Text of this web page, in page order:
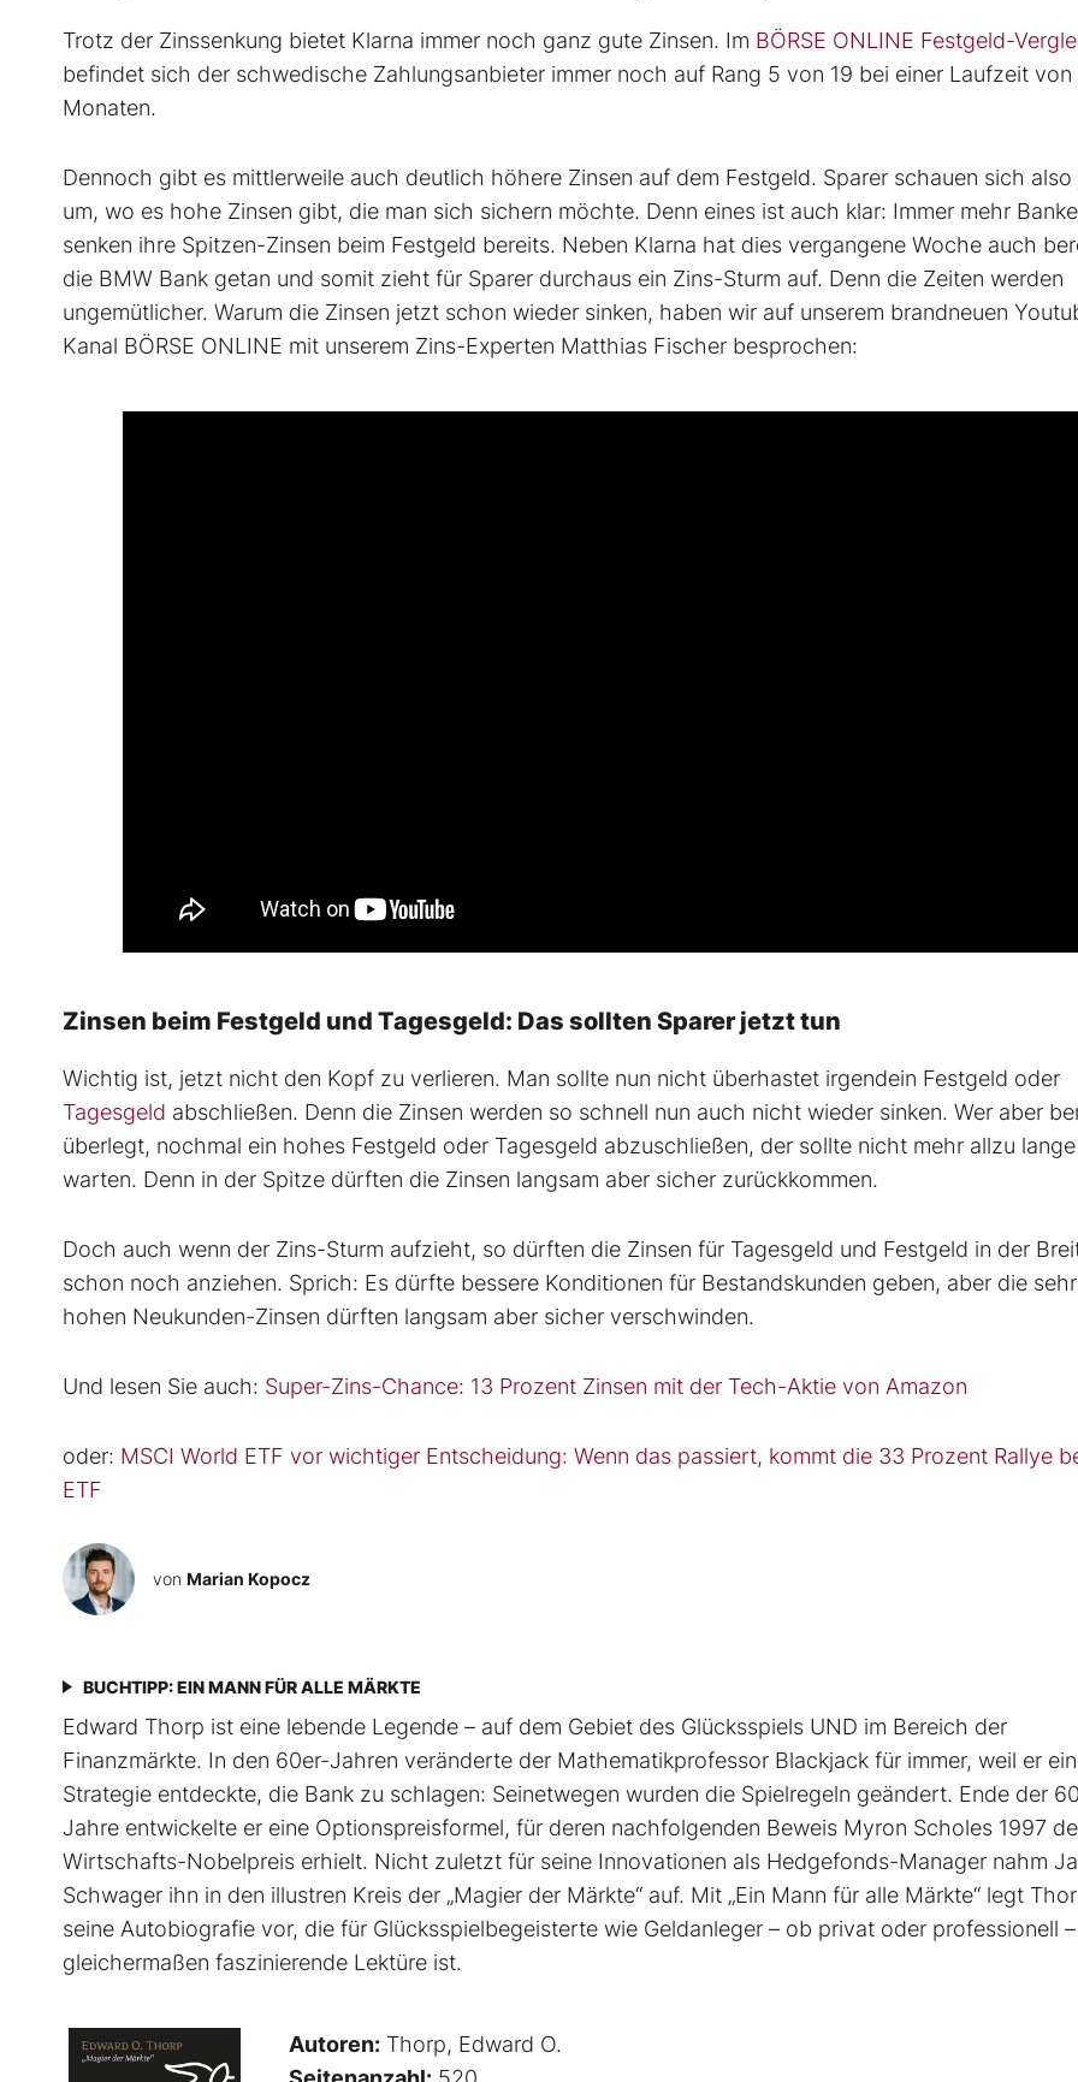
Trotz der Zinssenkung bietet Klarna immer noch ganz gute Zinsen. Im BÖRSE ONLINE Festgeld-
befindet sich der schwedische Zahlungsanbieter immer noch auf Rang 5 von 19 bei einer Laufzeit von
Monaten.
Dennoch gibt es mittlerweile auch deutlich höhere Zinsen auf dem Festgeld. Sparer schauen sich
um, wo es hohe Zinsen gibt, die man sich sichern möchte. Denn eines ist auch klar: Immer mehr
senken ihre Spitzen-Zinsen beim Festgeld bereits. Neben Klarna hat dies vergangene Woche auch
die BMW Bank getan und somit zieht für Sparer durchaus ein Zins-Sturm auf. Denn die Zeiten werden
ungemütlicher. Warum die Zinsen jetzt schon wieder sinken, haben wir auf unserem brandneuen
Kanal BÖRSE ONLINE mit unserem Zins-Experten Matthias Fischer besprochen:
Zinsen beim Festgeld und Tagesgeld: Das sollten Sparer jetzt tun
Wichtig ist, jetzt nicht den Kopf zu verlieren. Man sollte nun nicht überhastet irgendein Festgeld oder
Tagesgeld abschließen. Denn die Zinsen werden so schnell nun auch nicht wieder sinken. Wer aber
überlegt, nochmal ein hohes Festgeld oder Tagesgeld abzuschließen, der sollte nicht mehr allzu lange
warten. Denn in der Spitze dürften die Zinsen langsam aber sicher zurückkommen.
Doch auch wenn der Zins-Sturm aufzieht, so dürften die Zinsen für Tagesgeld und Festgeld in der
schon noch anziehen. Sprich: Es dürfte bessere Konditionen für Bestandskunden geben, aber die sehr
hohen Neukunden-Zinsen dürften langsam aber sicher verschwinden.
Und lesen Sie auch: Super-Zins-Chance: 13 Prozent Zinsen mit der Tech-Aktie von Amazon
oder: MSCI World ETF vor wichtiger Entscheidung: Wenn das passiert, kommt die 33 Prozent Rallye
ETF
von Marian Kopocz
BUCHTIPP: EIN MANN FÜR ALLE MÄRKTE
Edward Thorp ist eine lebende Legende – auf dem Gebiet des Glücksspiels UND im Bereich der
Finanzmärkte. In den 60er-Jahren veränderte der Mathematikprofessor Blackjack für immer, weil er
Strategie entdeckte, die Bank zu schlagen: Seinetwegen wurden die Spielregeln geändert. Ende der
Jahre entwickelte er eine Optionspreisformel, für deren nachfolgenden Beweis Myron Scholes 1997
Wirtschafts-Nobelpreis erhielt. Nicht zuletzt für seine Innovationen als Hedgefonds-Manager nahm
Schwager ihn in den illustren Kreis der „Magier der Märkte“ auf. Mit „Ein Mann für alle Märkte“ legt
seine Autobiografie vor, die für Glücksspielbegeisterte wie Geldanleger – ob privat oder professionell –
gleichermaßen faszinierende Lektüre ist.
Autoren: Thorp, Edward O.